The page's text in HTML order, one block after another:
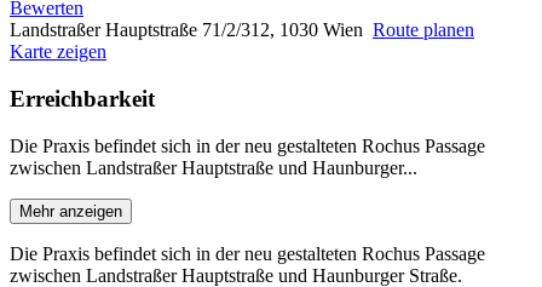
Bewerten
Landstraßer Hauptstraße 71/2/312, 1030 Wien Route planen
Karte zeigen
Erreichbarkeit
Die Praxis befindet sich in der neu gestalteten Rochus Passage
zwischen Landstraßer Hauptstraße und Haunburger...
Mehr anzeigen
Die Praxis befindet sich in der neu gestalteten Rochus Passage
zwischen Landstraßer Hauptstraße und Haunburger Straße.